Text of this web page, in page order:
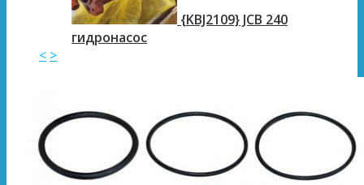
{KBJ2109} JCB 240
гидронасос
< >